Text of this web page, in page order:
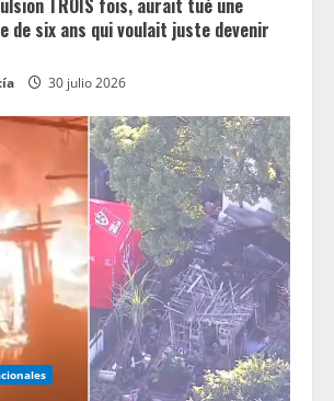
TROIS fois, aurait tué une
de six ans qui voulait juste devenir
30 julio 2026